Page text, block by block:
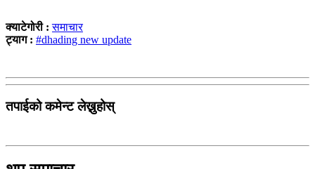
क्याटेगोरी :समाचार
ट्याग : #dhading new update
तपाईको कमेन्ट लेख्नुहोस्